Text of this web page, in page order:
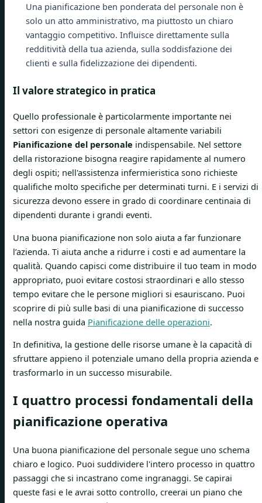
Una pianificazione ben ponderata del personale non è
solo un atto amministrativo, ma piuttosto un chiaro
vantaggio competitivo. Influisce direttamente sulla
redditività della tua azienda, sulla soddisfazione dei
clienti e sulla fidelizzazione dei dipendenti.
Il valore strategico in pratica
Quello professionale è particolarmente importante nei
settori con esigenze di personale altamente variabili
Pianificazione del personale indispensabile. Nel settore
della ristorazione bisogna reagire rapidamente al numero
degli ospiti; nell'assistenza infermieristica sono richieste
qualifiche molto specifiche per determinati turni. E i servizi di
sicurezza devono essere in grado di coordinare centinaia di
dipendenti durante i grandi eventi.
Una buona pianificazione non solo aiuta a far funzionare
l’azienda. Ti aiuta anche a ridurre i costi e ad aumentare la
qualità. Quando capisci come distribuire il tuo team in modo
appropriato, puoi evitare costosi straordinari e allo stesso
tempo evitare che le persone migliori si esauriscano. Puoi
scoprire di più sulle basi di una pianificazione di successo
nella nostra guida Pianificazione delle operazioni.
In definitiva, la gestione delle risorse umane è la capacità di
sfruttare appieno il potenziale umano della propria azienda e
trasformarlo in un successo misurabile.
I quattro processi fondamentali della
pianificazione operativa
Una buona pianificazione del personale segue uno schema
chiaro e logico. Puoi suddividere l'intero processo in quattro
passaggi che si incastrano come ingranaggi. Se capirai
queste fasi e le avrai sotto controllo, creerai un piano che